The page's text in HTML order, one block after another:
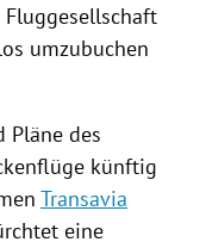
umzubuchen
Pläne des
künftig
Transavia
eine